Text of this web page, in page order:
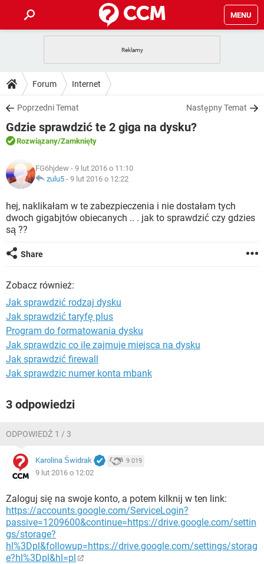
MENU
GRY
SPOTIFY
INSTAGRAM FACEBOOK
WINDOWS 10
PORADY
PlayStation
SPOTIFY
WINDOWS 10
DO POBRANIA
ANDROID TIKTOK
GRY
IOS
INSTAGRAM
WINDOWS 10
FORUM
GRY
INSTAGRAM FACEBOOK
ARTYKUŁY
COVID-19
GRY WHATSAPP
SPOTIFY
INSTAGRAM
Forum Internet
Poprzedni Temat Następny Temat
Gdzie sprawdzić te 2 giga na dysku?
Rozwiązany/Zamknięty
FG6hjdew - 9 lut 2016 o 11:10
zulu5 - 9 lut 2016 o 12:22
hej, naklikałam w te zabezpieczenia i nie dostałam tych
dwoch gigabjtów obiecanych .. . jak to sprawdzić czy gdzies
są ??
Share
Zobacz również:
Jak sprawdzić rodzaj dysku
Jak sprawdzić taryfę plus
Program do formatowania dysku
Jak sprawdzic co ile zajmuje miejsca na dysku
Jak sprawdzić firewall
Jak sprawdzic numer konta mbank
3 odpowiedzi
ODPOWIEDŹ 1 / 3
Karolina Świdrak 9 019
9 lut 2016 o 12:02
Zaloguj się na swoje konto, a potem kilknij w ten link:
https://accounts.google.com/ServiceLogin?
passive=1209600&continue=https://drive.google.com/settin
gs/storage?
hl%3Dpl&followup=https://drive.google.com/settings/storag
e?hl%3Dpl&hl=pl